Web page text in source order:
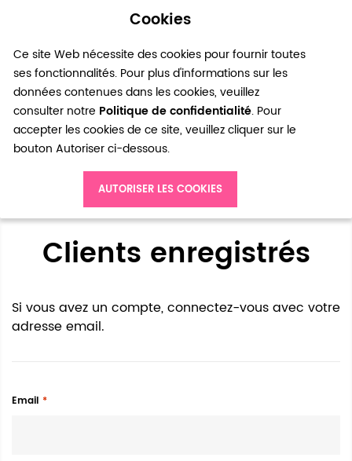
Cookies
Ce site Web nécessite des cookies pour fournir toutes
ses fonctionnalités. Pour plus d'informations sur les
données contenues dans les cookies, veuillez
consulter notre Politique de confidentialité. Pour
accepter les cookies de ce site, veuillez cliquer sur le
bouton Autoriser ci-dessous.
AUTORISER LES COOKIES
0
Accès client
Clients enregistrés
Si vous avez un compte, connectez-vous avec votre
adresse email.
Email